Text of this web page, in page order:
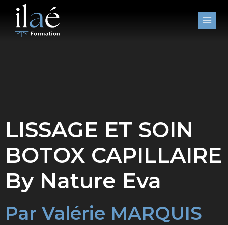
Aller
contenu
LISSAGE ET SOIN
BOTOX CAPILLAIRE
By Nature Eva
Par Valérie MARQUIS